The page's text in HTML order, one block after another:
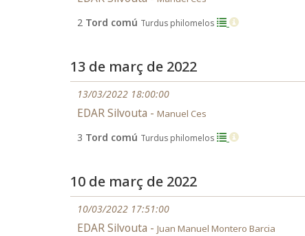
2 Tord comú Turdus philomelos
13 de març de 2022
13/03/2022 18:00:00
EDAR Silvouta - Manuel Ces
3 Tord comú Turdus philomelos
10 de març de 2022
10/03/2022 17:51:00
EDAR Silvouta - Juan Manuel Montero Barcia